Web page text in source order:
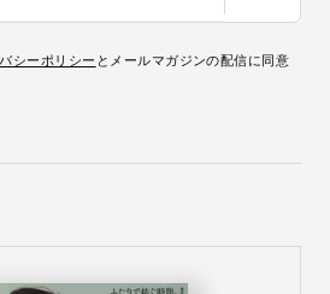
シーポリシー とメールマガジンの配信に同意